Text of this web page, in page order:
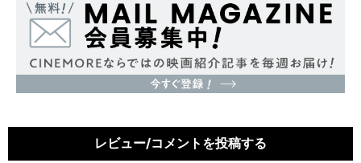
レビュー/コメントを投稿する